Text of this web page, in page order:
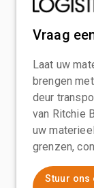
Vraag
Laat uw
brengen
deur
van Ritchie
uw
grenzen,
Stuur ons